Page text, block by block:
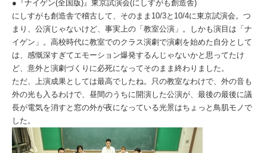
●『ナイゲン(全国版)』東京試演会(にしすがも創造舎)
にしすがも創造舎で稽古して、そのまま10/3と10/4に東京試演会。つ
まり、公演じゃないけど、事実上の「教室公演」。しかも演目は「ナ
イゲン」。高校時代に教室でのクラス演劇で演劇を始めた自分として
は、感慨深すぎてエモーション爆発するんじゃないかと思ってたけ
ど、意外と演劇づくりに必死になってそのまま終わりました。
ただ、上演成果としては最高でしたね。只の教室なわけで、外の音も
外の光も入るわけで、昼間のうちに開演した公演が、最後の最後に議
長が電気を消すと窓の外が夜になっている光景はちょっと鳥肌モノで
した。